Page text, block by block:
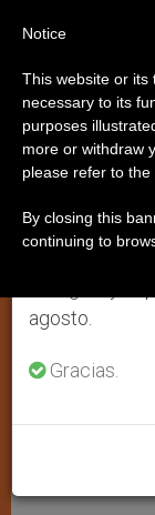
La Santa
persona
W
s
M
e
F
b
Aviso
Del 27 de
anual,
se generan
agosto.
Gracias.
Notice
This website or its
necessary to its
purposes
more or withdraw
please refer to the
By closing this
continuing to